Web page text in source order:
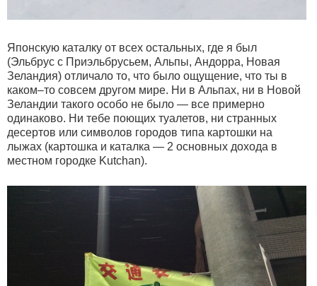
Японскую каталку от всех остальных, где я был
(Эльбрус с Приэльбрусьем, Альпы, Андорра, Новая
Зеландия) отличало то, что было ощущение, что ты в
каком–то совсем другом мире. Ни в Альпах, ни в Новой
Зеландии такого особо не было — все примерно
одинаково. Ни тебе поющих туалетов, ни странных
десертов или символов городов типа картошки на
лыжах (картошка и каталка — 2 основных дохода в
местном городке Kutchan).